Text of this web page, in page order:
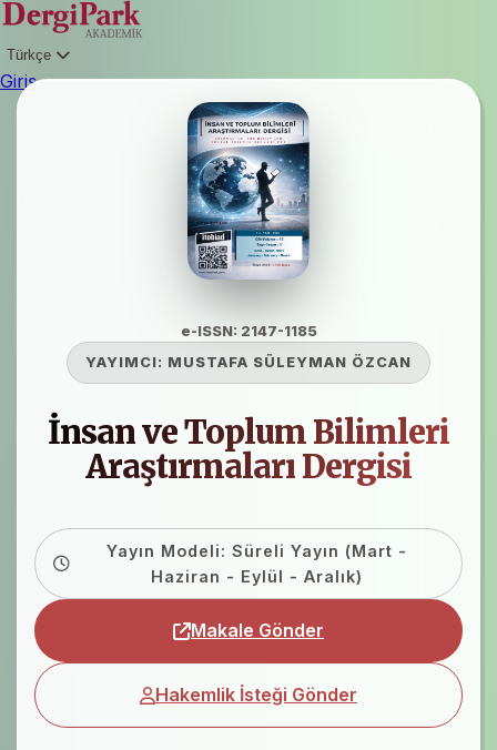
Türkçe
Giriş
e-ISSN: 2147-1185
YAYIMCI: MUSTAFA SÜLEYMAN ÖZCAN
İnsan ve Toplum Bilimleri
Araştırmaları Dergisi
Yayın Modeli: Süreli Yayın (Mart -
Haziran - Eylül - Aralık)
Makale Gönder
Hakemlik İsteği Gönder